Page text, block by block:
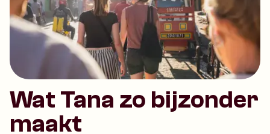
Wat Tana zo bijzonder
maakt